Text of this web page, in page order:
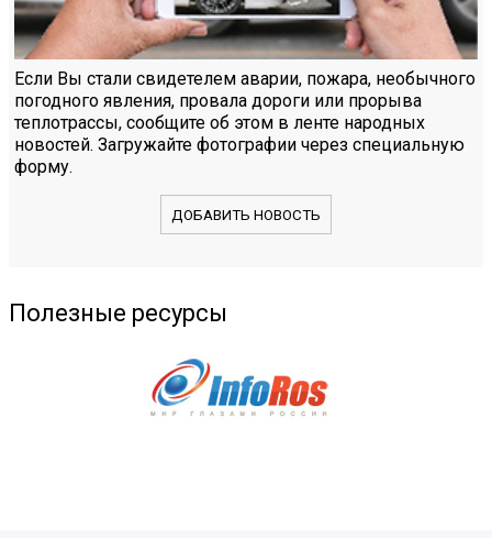
Если Вы стали свидетелем аварии, пожара, необычного
погодного явления, провала дороги или прорыва
теплотрассы, сообщите об этом в ленте народных
новостей. Загружайте фотографии через специальную
форму.
ДОБАВИТЬ НОВОСТЬ
Полезные ресурсы